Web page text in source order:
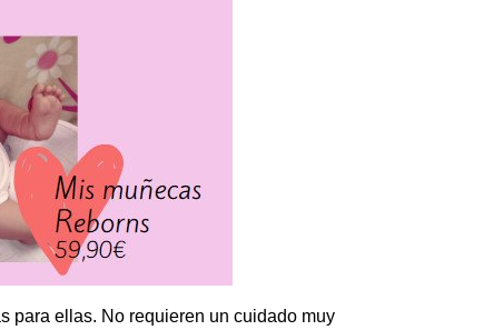
para ellas. No requieren un cuidado muy